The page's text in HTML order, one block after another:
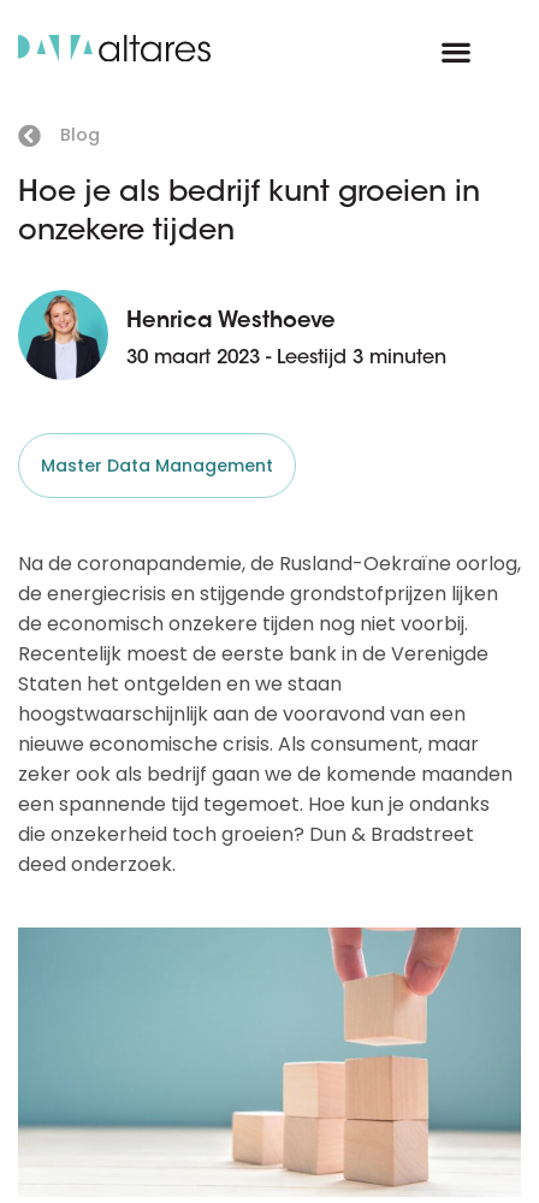
Blog
Hoe je als bedrijf kunt groeien in
onzekere tijden
Henrica Westhoeve
30 maart 2023 - Leestijd 3 minuten
Master Data Management
Na de coronapandemie, de Rusland-Oekraïne oorlog,
de energiecrisis en stijgende grondstofprijzen lijken
de economisch onzekere tijden nog niet voorbij.
Recentelijk moest de eerste bank in de Verenigde
Staten het ontgelden en we staan
hoogstwaarschijnlijk aan de vooravond van een
nieuwe economische crisis. Als consument, maar
zeker ook als bedrijf gaan we de komende maanden
een spannende tijd tegemoet. Hoe kun je ondanks
die onzekerheid toch groeien? Dun & Bradstreet
deed onderzoek.